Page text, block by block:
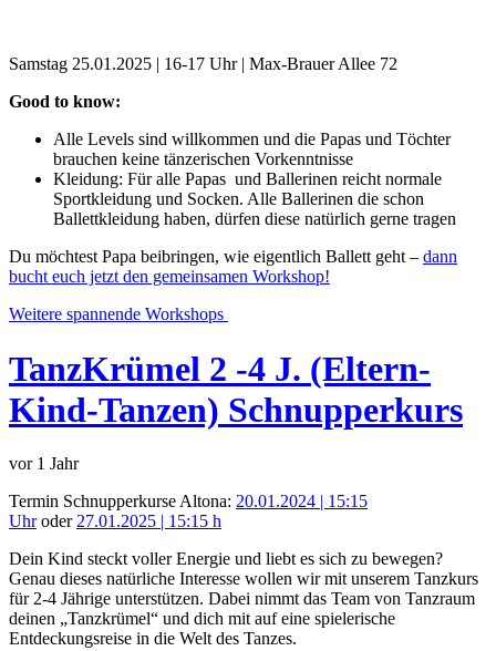
Samstag 25.01.2025 | 16-17 Uhr | Max-Brauer Allee 72
Good to know:
Alle Levels sind willkommen und die Papas und Töchter
brauchen keine tänzerischen Vorkenntnisse
Kleidung: Für alle Papas und Ballerinen reicht normale
Sportkleidung und Socken. Alle Ballerinen die schon
Ballettkleidung haben, dürfen diese natürlich gerne tragen
Du möchtest Papa beibringen, wie eigentlich Ballett geht – dann
bucht euch jetzt den gemeinsamen Workshop!
Weitere spannende Workshops
TanzKrümel 2 -4 J. (Eltern-
Kind-Tanzen) Schnupperkurs
vor 1 Jahr
Termin Schnupperkurse Altona: 20.01.2024 | 15:15
Uhroder 27.01.2025 | 15:15 h
Dein Kind steckt voller Energie und liebt es sich zu bewegen?
Genau dieses natürliche Interesse wollen wir mit unserem Tanzkurs
für 2-4 Jährige unterstützen. Dabei nimmt das Team von Tanzraum
deinen „Tanzkrümel“ und dich mit auf eine spielerische
Entdeckungsreise in die Welt des Tanzes.